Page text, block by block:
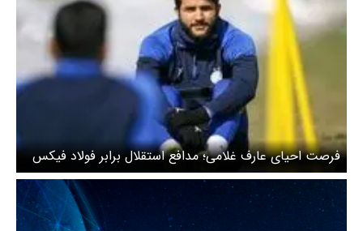
فرصت احیای عارف غلامی؛ مدافع استقلال برابر فولاد فیکس
شد